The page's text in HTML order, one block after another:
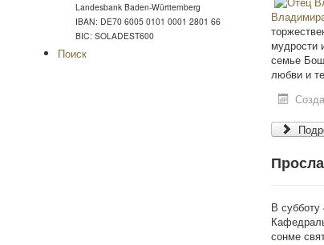
Landesbank Baden-Württemberg
IBAN: DE70 6005 0101 0001 2801 66
BIC: SOLADEST600
Поиск
мудрости
семье
любви и
В
сонме